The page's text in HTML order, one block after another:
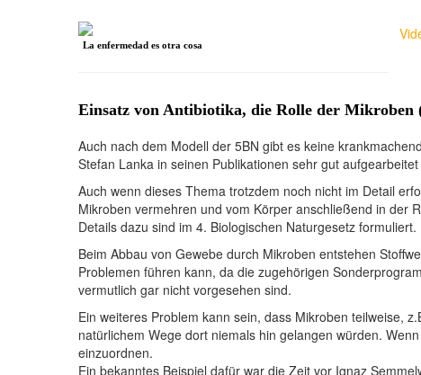
La enfermedad es otra cosa
Einsatz von Antibiotika, die Rolle der
Auch nach dem Modell der 5BN gibt es keine
Stefan Lanka in seinen Publikationen sehr gut
Auch wenn dieses Thema trotzdem noch nicht im Detail
Mikroben vermehren und vom Körper anschließend in der
Details dazu sind im 4. Biologischen Naturgesetz formuliert.
Beim Abbau von Gewebe durch Mikroben entstehen
Problemen führen kann, da die zugehörigen
vermutlich gar nicht vorgesehen sind.
Ein weiteres Problem kann sein, dass Mikroben teilweise,
natürlichem Wege dort niemals hin gelangen würden.
einzuordnen.
Ein bekanntes Beispiel dafür war die Zeit vor Ignaz